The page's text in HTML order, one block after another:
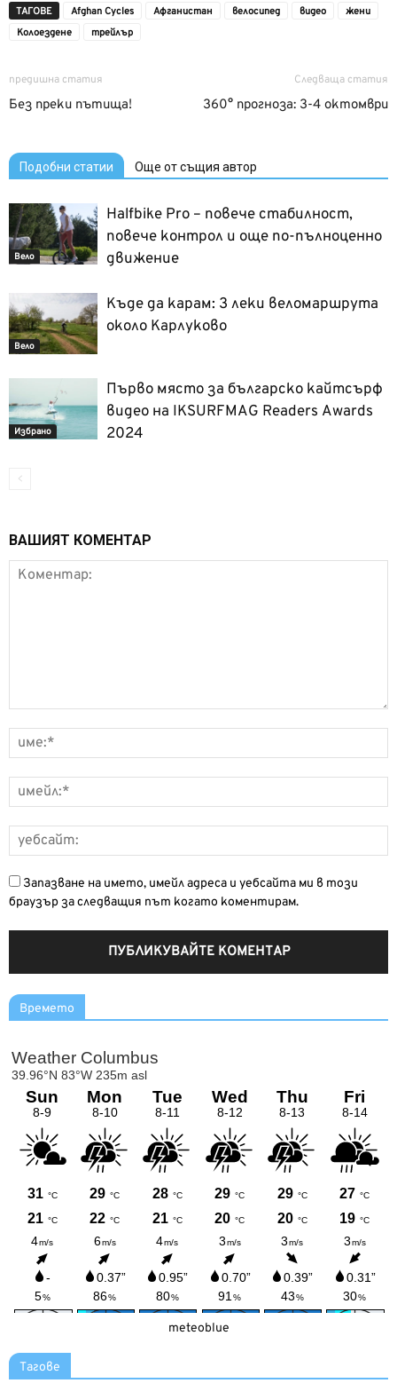
ТАГОВЕ Afghan Cycles Aфганистан велосипед видео
жени
Колоездене
трейлър
предишна статия
Без преки пътища!
Следваща статия
360° прогноза: 3-4 октомври
Подобни статии Още от същия автор
Вело
Halfbike Pro – повече стабилност,
повече контрол и още по-пълноценно
движение
Вело
Къде да карам: 3 леки веломаршрута
около Карлуково
Избрано
Първо място за българско кайтсърф
видео на IKSURFMAG Readers Awards
2024
ВАШИЯТ КОМЕНТАР
Запазване на името, имейл адреса и уебсайта ми в този
браузър за следващия път когато коментирам.
Времето
meteoblue
Тагове